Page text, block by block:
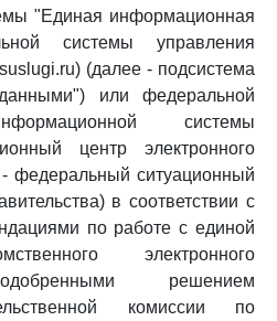
"Единая информационная
системы управления
(далее - подсистема
или федеральной
системы
центр электронного
- федеральный ситуационный
в соответствии с
по работе с единой
электронного
решением
комиссии по